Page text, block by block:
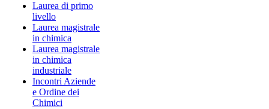
Laurea di primo
livello
Laurea magistrale
in chimica
Laurea magistrale
in chimica
industriale
Incontri Aziende
e Ordine dei
Chimici